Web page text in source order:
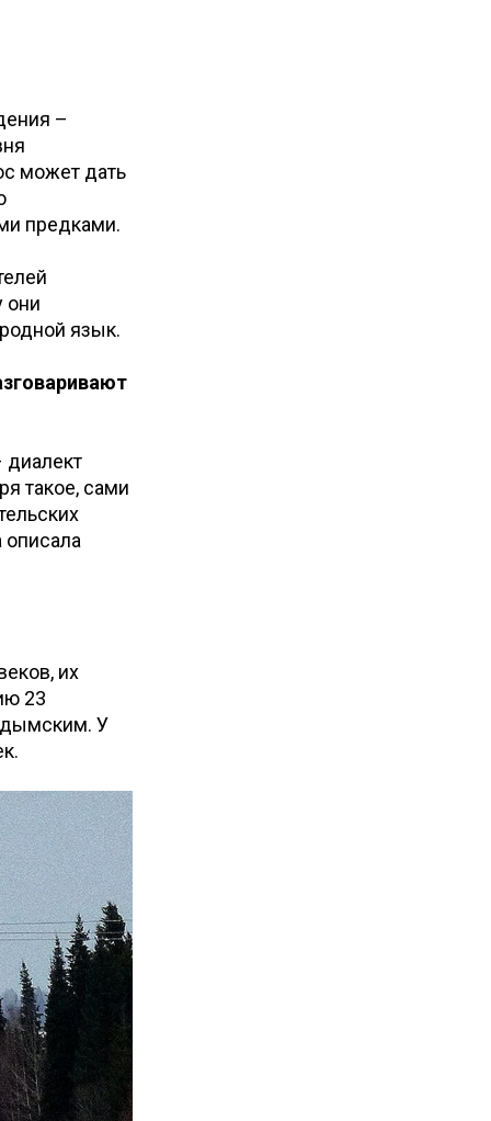
–
может дать
предками.
они
язык.
диалект
такое, сами
описала
их
23
У